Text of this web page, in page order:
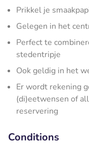
Prikkel je
Gelegen in het
Perfect te
stedentripje
Ook geldig in het
Er wordt rekening
(di)eetwensen of
reservering
Conditions